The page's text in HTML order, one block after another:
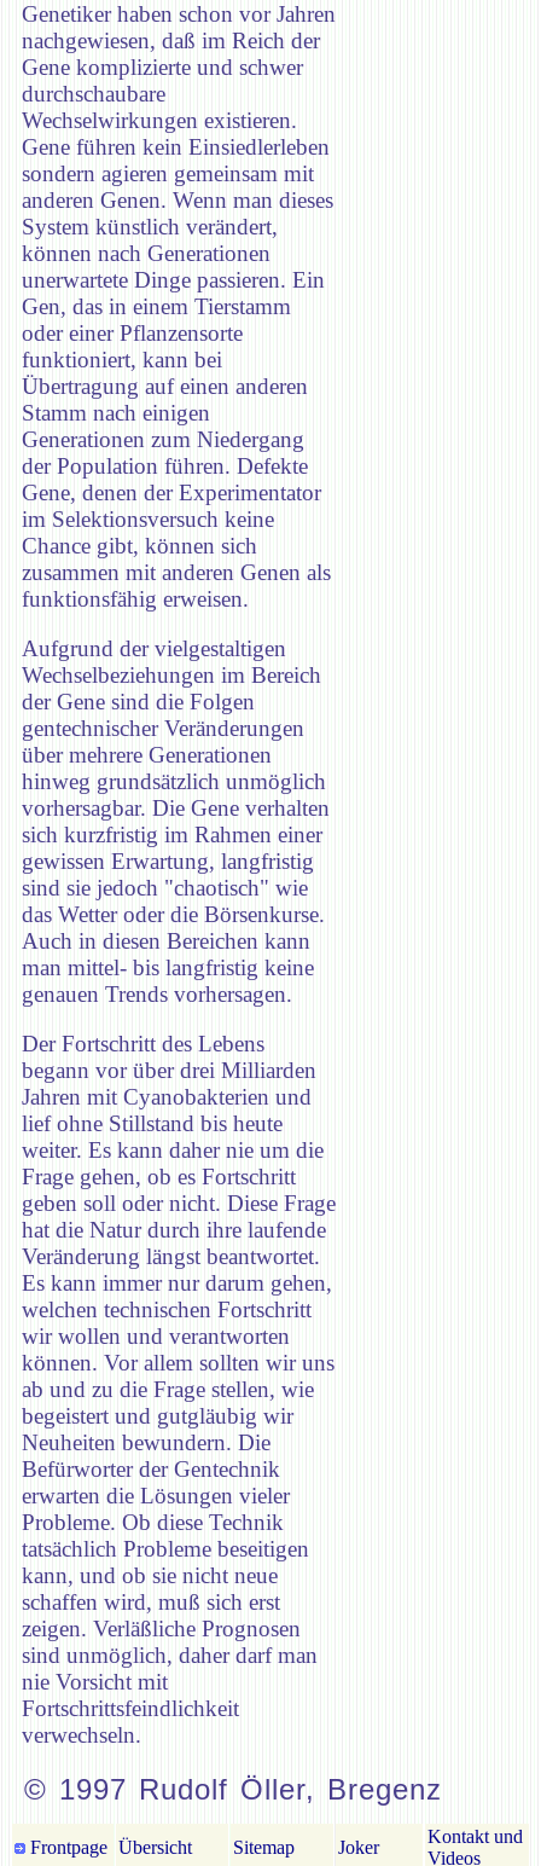
Genetiker haben schon vor Jahren
nachgewiesen, daß im Reich der
Gene komplizierte und schwer
durchschaubare
Wechselwirkungen existieren.
Gene führen kein Einsiedlerleben
sondern agieren gemeinsam mit
anderen Genen. Wenn man dieses
System künstlich verändert,
können nach Generationen
unerwartete Dinge passieren. Ein
Gen, das in einem Tierstamm
oder einer Pflanzensorte
funktioniert, kann bei
Übertragung auf einen anderen
Stamm nach einigen
Generationen zum Niedergang
der Population führen. Defekte
Gene, denen der Experimentator
im Selektionsversuch keine
Chance gibt, können sich
zusammen mit anderen Genen als
funktionsfähig erweisen.
Aufgrund der vielgestaltigen
Wechselbeziehungen im Bereich
der Gene sind die Folgen
gentechnischer Veränderungen
über mehrere Generationen
hinweg grundsätzlich unmöglich
vorhersagbar. Die Gene verhalten
sich kurzfristig im Rahmen einer
gewissen Erwartung, langfristig
sind sie jedoch "chaotisch" wie
das Wetter oder die Börsenkurse.
Auch in diesen Bereichen kann
man mittel- bis langfristig keine
genauen Trends vorhersagen.
Der Fortschritt des Lebens
begann vor über drei Milliarden
Jahren mit Cyanobakterien und
lief ohne Stillstand bis heute
weiter. Es kann daher nie um die
Frage gehen, ob es Fortschritt
geben soll oder nicht. Diese Frage
hat die Natur durch ihre laufende
Veränderung längst beantwortet.
Es kann immer nur darum gehen,
welchen technischen Fortschritt
wir wollen und verantworten
können. Vor allem sollten wir uns
ab und zu die Frage stellen, wie
begeistert und gutgläubig wir
Neuheiten bewundern. Die
Befürworter der Gentechnik
erwarten die Lösungen vieler
Probleme. Ob diese Technik
tatsächlich Probleme beseitigen
kann, und ob sie nicht neue
schaffen wird, muß sich erst
zeigen. Verläßliche Prognosen
sind unmöglich, daher darf man
nie Vorsicht mit
Fortschrittsfeindlichkeit
verwechseln.
© 1997 Rudolf Öller, Bregenz
Frontpage Übersicht Sitemap Joker
Kontakt und
Videos